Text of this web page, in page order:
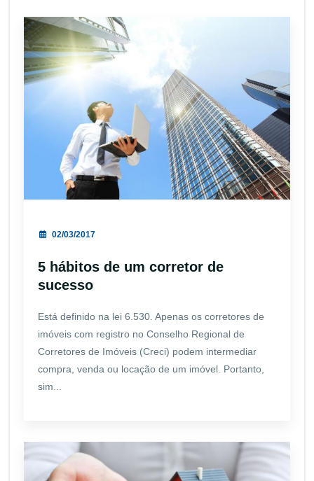
02/03/2017
5 hábitos de um corretor de
sucesso
Está definido na lei 6.530. Apenas os corretores de
imóveis com registro no Conselho Regional de
Corretores de Imóveis (Creci) podem intermediar
compra, venda ou locação de um imóvel. Portanto,
sim...